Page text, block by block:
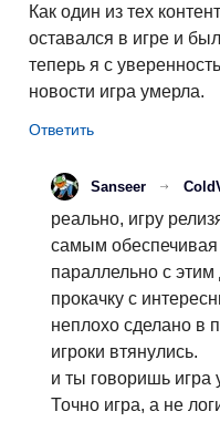
Как один из тех
оставался в игре и
теперь я с
новости игра умерла.
Sanseer
реально, игру
самым обеспечивая
параллельно с
прокачку с
неплохо сделано в
игроки втянулись.
и ты говоришь игра
Точно игра, а не